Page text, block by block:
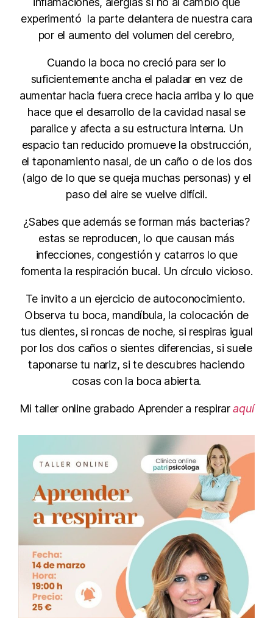
experimentó la parte delantera de nuestra cara
por el aumento del volumen del cerebro,
Cuando la boca no creció para ser lo
suficientemente ancha el paladar en vez de
aumentar hacia fuera crece hacia arriba y lo que
hace que el desarrollo de la cavidad nasal se
paralice y afecta a su estructura interna. Un
espacio tan reducido promueve la obstrucción,
el taponamiento nasal, de un caño o de los dos
(algo de lo que se queja muchas personas) y el
paso del aire se vuelve difícil.
¿Sabes que además se forman más bacterias?
estas se reproducen, lo que causan más
infecciones, congestión y catarros lo que
fomenta la respiración bucal. Un círculo vicioso.
Te invito a un ejercicio de autoconocimiento.
Observa tu boca, mandíbula, la colocación de
tus dientes, si roncas de noche, si respiras igual
por los dos caños o sientes diferencias, si suele
taponarse tu nariz, si te descubres haciendo
cosas con la boca abierta.
Mi taller online grabado Aprender a respiraraquí